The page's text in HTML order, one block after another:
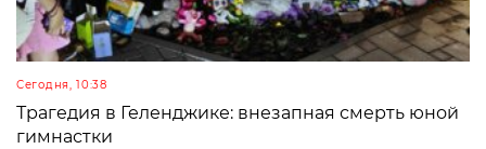
Сегодня, 10:38
Трагедия в Геленджике: внезапная смерть юной
гимнастки